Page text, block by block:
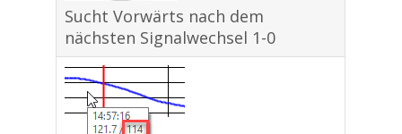
Sucht Vorwärts nach dem
nächsten Signalwechsel 1-0